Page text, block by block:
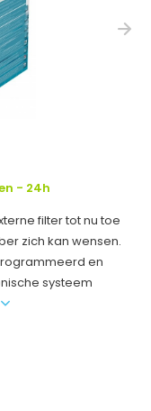
- 24h
filter tot nu toe
zich kan wensen.
en
systeem